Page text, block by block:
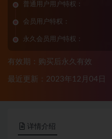
普通用户用户特权：
会员用户特权：
永久会员用户特权：
有效期：购买后永久有效
最近更新：2023年12月04日
详情介绍